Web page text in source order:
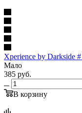
Xperience by Darkside
Мало
385 руб.
В корзину